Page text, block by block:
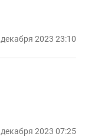
2023 23:10
2023 07:25